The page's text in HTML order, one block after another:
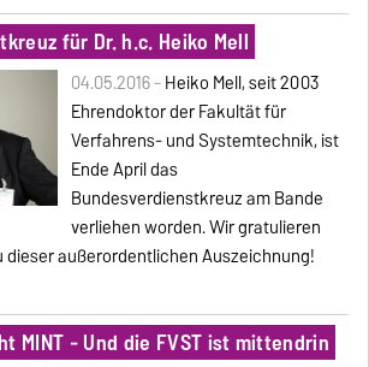
für Dr. h.c. Heiko Mell
04.05.2016 -Heiko Mell, seit 2003
Ehrendoktor der Fakultät für
Verfahrens- und Systemtechnik, ist
Ende April das
Bundesverdienstkreuz am Bande
verliehen worden. Wir gratulieren
dieser außerordentlichen Auszeichnung!
MINT - Und die FVST ist mittendrin